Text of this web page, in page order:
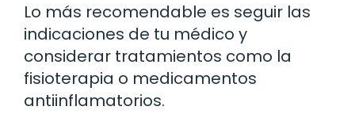
Lo más recomendable es seguir las
indicaciones de tu médico y
considerar tratamientos como la
fisioterapia o medicamentos
antiinflamatorios.